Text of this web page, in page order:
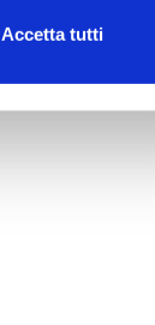
Accetta tutti